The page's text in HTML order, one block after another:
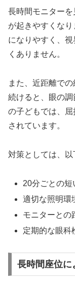
長時間モニターを
が起きやすくな
になりやすく、
くありません。
また、近距離で
続けると、眼の
の子どもでは、
されています。
対策としては、以
20分ごとの短
適切な照明環
モニターとの
定期的な眼科
長時間座位に